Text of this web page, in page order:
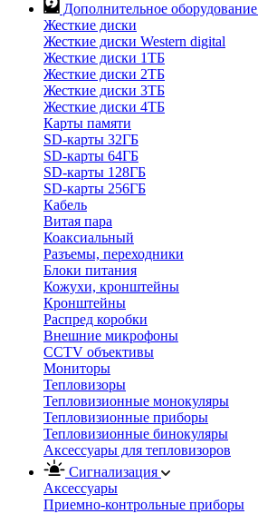
Дополнительное оборудование
Жесткие диски
Жесткие диски Western digital
Жесткие диски 1ТБ
Жесткие диски 2ТБ
Жесткие диски 3ТБ
Жесткие диски 4ТБ
Карты памяти
SD-карты 32ГБ
SD-карты 64ГБ
SD-карты 128ГБ
SD-карты 256ГБ
Кабель
Витая пара
Коаксиальный
Разъемы, переходники
Блоки питания
Кожухи, кронштейны
Кронштейны
Распред коробки
Внешние микрофоны
CCTV объективы
Мониторы
Тепловизоры
Тепловизионные монокуляры
Тепловизионные приборы
Тепловизионные бинокуляры
Аксессуары для тепловизоров
Сигнализация
Аксессуары
Приемно-контрольные приборы